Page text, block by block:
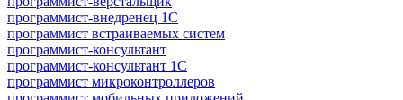
программист-внедренец 1С
программист встраиваемых систем
программист-консультант
программист-консультант 1C
программист микроконтроллеров